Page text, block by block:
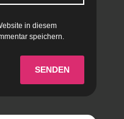
in diesem
speichern.
SENDEN